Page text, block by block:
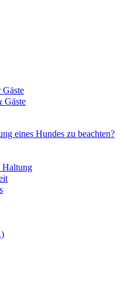
eines Hundes zu beachten?